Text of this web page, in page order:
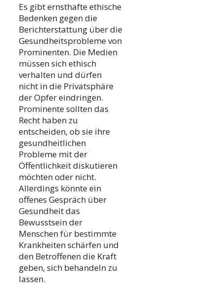
Es gibt ernsthafte ethische
Bedenken gegen die
Berichterstattung über die
Gesundheitsprobleme von
Prominenten. Die Medien
müssen sich ethisch
verhalten und dürfen
nicht in die Privatsphäre
der Opfer eindringen.
Prominente sollten das
Recht haben zu
entscheiden, ob sie ihre
gesundheitlichen
Probleme mit der
Öffentlichkeit diskutieren
möchten oder nicht.
Allerdings könnte ein
offenes Gespräch über
Gesundheit das
Bewusstsein der
Menschen für bestimmte
Krankheiten schärfen und
den Betroffenen die Kraft
geben, sich behandeln zu
lassen.